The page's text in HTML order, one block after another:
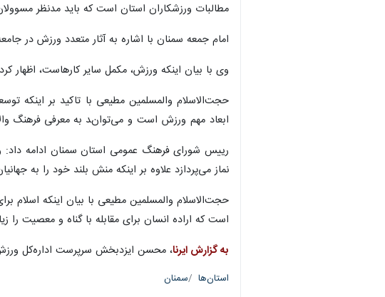
مطالبات ورزشکاران استان است که باید مدنظر
امام جمعه سمنان با اشاره به آثار متعدد ورزش در
وی با بیان اینکه ورزش، مکمل سایر کارهاست،
حجت‌الاسلام والمسلمین مطیعی با تاکید بر اینکه
ابعاد مهم ورزش است و می‌تواند به معرفی فرهنگ
رییس‌ شورای فرهنگ عمومی استان سمنان ادامه داد:
نماز می‌پردازد علاوه بر اینکه منش بلند خود را به
حجت‌الاسلام والمسلمین مطیعی با بیان اینکه اسلام
است که اراده انسان برای مقابله با گناه و معصیت را
به گزارش ایرنا، محسن ایزدبخش سرپرست اداره‌کل ورزش
استان‌ها سمنان